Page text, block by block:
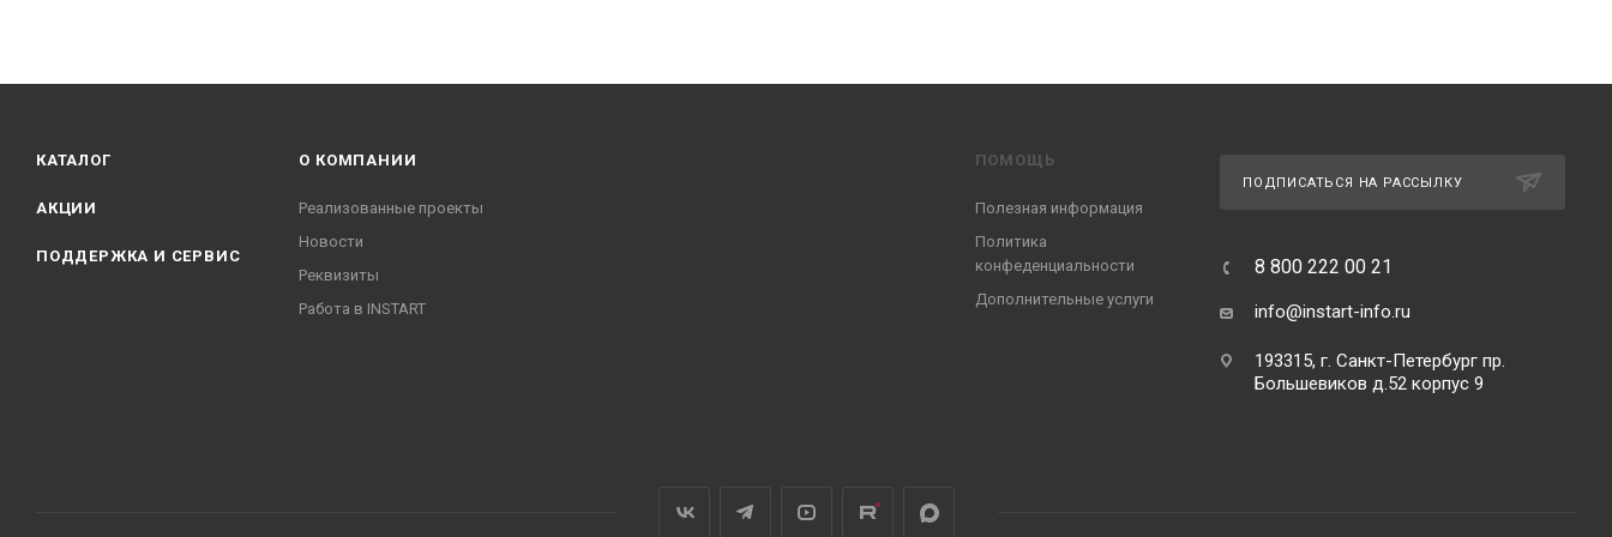
КАТАЛОГ
АКЦИИ
ПОДДЕРЖКА И СЕРВИС
О КОМПАНИИ
Реализованные проекты
Новости
Реквизиты
Работа в INSTART
ПОМОЩЬ
Полезная информация
Политика
конфеденциальности
Дополнительные услуги
ПОДПИСАТЬСЯ НА РАССЫЛКУ
8 800 222 00 21
info@instart-info.ru
193315, г. Санкт-Петербург пр.
Большевиков д.52 корпус 9